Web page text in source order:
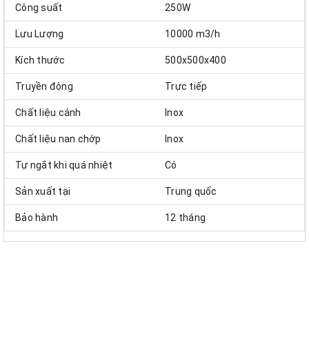
Công suất 250W
Lưu Lượng 10000 m3/h
Kích thước 500x500x400
Truyền động Trực tiếp
Chất liệu cánh Inox
Chất liệu nan chớp Inox
Tự ngắt khi quá nhiệt Có
Sản xuất tại Trung quốc
Bảo hành 12 tháng